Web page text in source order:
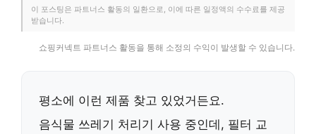
이 포스팅은 파트너스 활동의 일환으로, 이에 따른 일정액의 수수료를 제공
받습니다.
쇼핑커넥트 파트너스 활동을 통해 소정의 수익이 발생할 수 있습니다.
평소에 이런 제품 찾고 있었거든요.
음식물 쓰레기 처리기 사용 중인데, 필터 교